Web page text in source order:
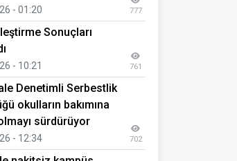
- 01:20 777
Sonuçları
- 10:21 761
Denetimli Serbestlik
okulların bakımına
sürdürüyor
- 12:34 702